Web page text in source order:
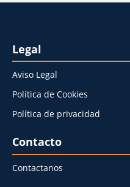
Legal
Aviso Legal
Política de Cookies
Política de privacidad
Contacto
Contactanos